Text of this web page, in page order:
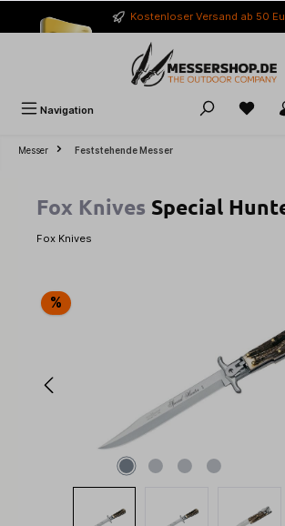
springen Kostenloser Versand ab 50
Navigation
Messer Feststehende Messer
Fox Knives Special
Fox Knives
Bildergalerie überspringen
%